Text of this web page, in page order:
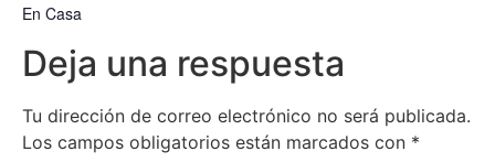
En Casa
Deja una respuesta
Tu dirección de correo electrónico no será publicada.
Los campos obligatorios están marcados con *